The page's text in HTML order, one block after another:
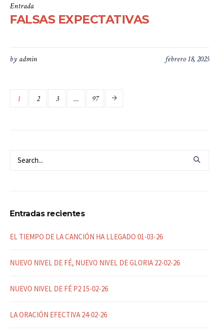
Entrada
FALSAS EXPECTATIVAS
febrero 18, 2025
by admin
1 2 3 … 97
Entradas recientes
EL TIEMPO DE LA CANCIÓN HA LLEGADO 01-03-26
NUEVO NIVEL DE FÉ, NUEVO NIVEL DE GLORIA 22-02-26
NUEVO NIVEL DE FÉ P2 15-02-26
LA ORACIÓN EFECTIVA 24-02-26